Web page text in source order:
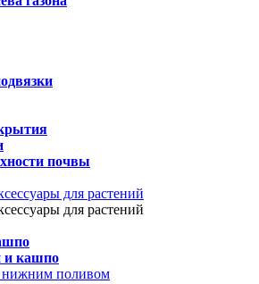
почвы
для растений
для растений
и кашпо
нижним поливом